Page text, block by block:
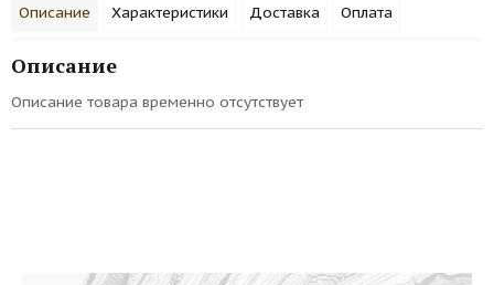
Описание Характеристики Доставка Оплата
Описание
Описание товара временно отсутствует